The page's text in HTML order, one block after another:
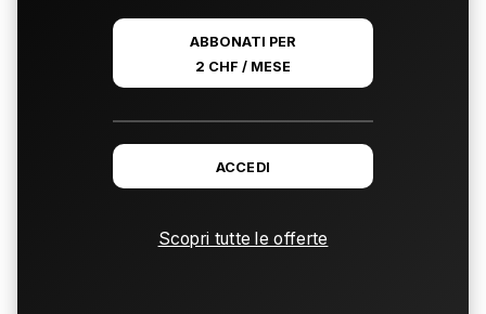
ABBONATI PER
2 CHF / MESE
ACCEDI
Scopri tutte le offerte